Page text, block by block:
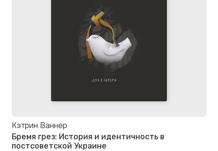
Кэтрин Ваннер
Бремя грез: История и идентичность в
постсоветской Украине